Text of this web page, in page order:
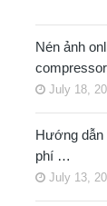
Nén ảnh
July 18,
Hướng dẫn
phí …
July 13,